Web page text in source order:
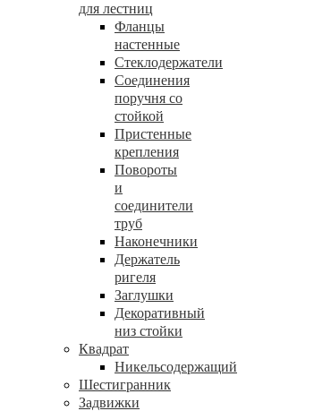
для лестниц
Фланцы
настенные
Стеклодержатели
Соединения
поручня со
стойкой
Пристенные
крепления
Повороты
и
соединители
труб
Наконечники
Держатель
ригеля
Заглушки
Декоративный
низ стойки
Квадрат
Никельсодержащий
Шестигранник
Задвижки